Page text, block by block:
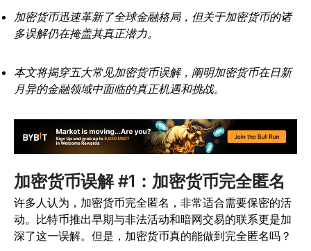
加密货币迅速革新了全球金融格局，但关于加密货币的诸
多误解仍在掩盖其真正潜力。
本文将揭穿五大常见加密货币误解，阐明加密货币在日新
月异的金融领域中面临的真正机遇和挑战。
加密货币误解 #1：加密货币完全匿名
许多人认为，加密货币完全匿名，非常适合需要保密的活
动。比特币推出早期与非法活动和暗网交易的联系更是加
深了这一误解。但是，加密货币真的能做到完全匿名吗？